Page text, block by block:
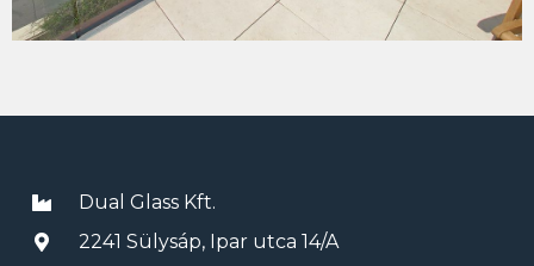
Dual Glass Kft.
2241 Sülysáp, Ipar utca 14/A